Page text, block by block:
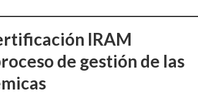
IRAM
de gestión de las